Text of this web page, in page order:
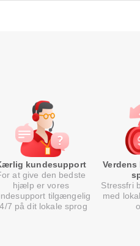
kundesupport
at give den bedste
hjælp er vores
tilgængelig
7 på dit lokale sprog
Stressfri
med